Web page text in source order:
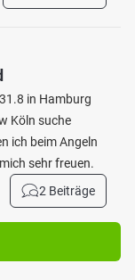
in Hamburg
Köln suche
ich beim Angeln
sehr freuen.
2 Beiträge